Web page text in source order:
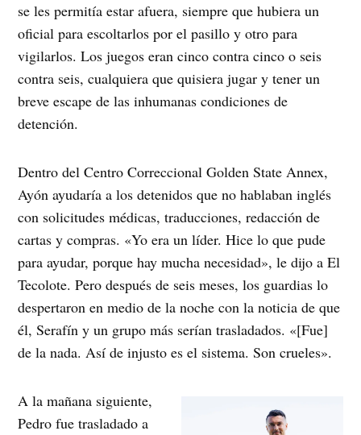
se les permitía estar afuera, siempre que hubiera un
oficial para escoltarlos por el pasillo y otro para
vigilarlos. Los juegos eran cinco contra cinco o seis
contra seis, cualquiera que quisiera jugar y tener un
breve escape de las inhumanas condiciones de
detención.
Dentro del Centro Correccional Golden State Annex,
Ayón ayudaría a los detenidos que no hablaban inglés
con solicitudes médicas, traducciones, redacción de
cartas y compras. «Yo era un líder. Hice lo que pude
para ayudar, porque hay mucha necesidad», le dijo a El
Tecolote. Pero después de seis meses, los guardias lo
despertaron en medio de la noche con la noticia de que
él, Serafín y un grupo más serían trasladados. «[Fue]
de la nada. Así de injusto es el sistema. Son crueles».
A la mañana siguiente,
Pedro fue trasladado a